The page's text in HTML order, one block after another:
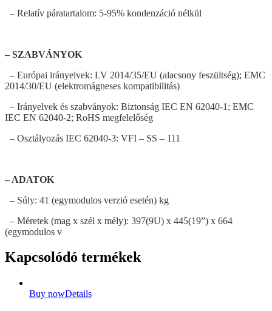
– Relatív páratartalom: 5-95% kondenzáció nélkül
– SZABVÁNYOK
– Európai irányelvek: LV 2014/35/EU (alacsony feszültség); EMC
2014/30/EU (elektromágneses kompatibilitás)
– Irányelvek és szabványok: Biztonság IEC EN 62040-1; EMC
IEC EN 62040-2; RoHS megfelelőség
– Osztályozás IEC 62040-3: VFI – SS – 111
– ADATOK
– Súly: 41 (egymodulos verzió esetén) kg
– Méretek (mag x szél x mély): 397(9U) x 445(19”) x 664
(egymodulos v
Kapcsolódó termékek
Buy nowDetails